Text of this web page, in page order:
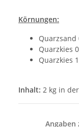
Körnungen:
Quarzsand
Quarzkies
Quarzkies
Inhalt: 2 kg in